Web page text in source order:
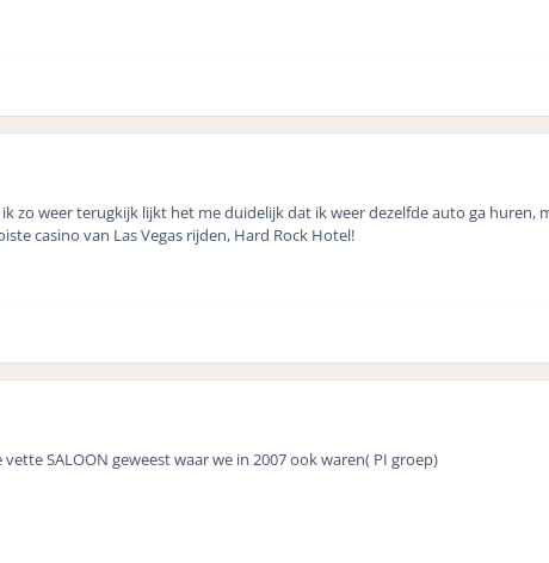
zo weer terugkijk lijkt het me duidelijk dat ik weer dezelfde auto ga
casino van Las Vegas rijden, Hard Rock Hotel!
SALOON geweest waar we in 2007 ook waren( PI groep)